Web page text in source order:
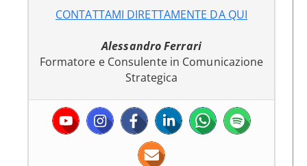
CONTATTAMI DIRETTAMENTE DA QUI
Alessandro Ferrari
Formatore e Consulente in Comunicazione
Strategica